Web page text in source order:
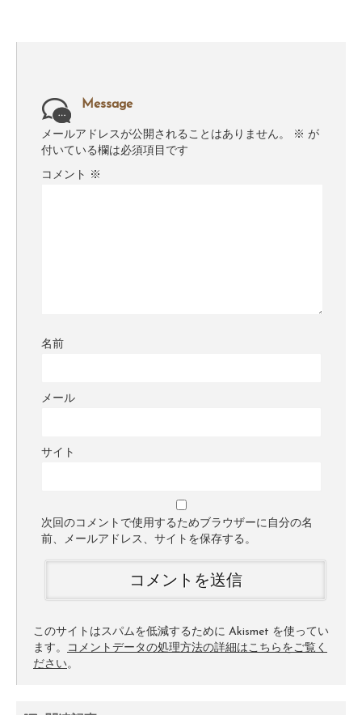
Message
メールアドレスが公開されることはありません。 ※ が
付いている欄は必須項目です
コメント ※
名前
メール
サイト
次回のコメントで使用するためブラウザーに自分の名
前、メールアドレス、サイトを保存する。
このサイトはスパムを低減するために Akismet を使ってい
ます。
コメントデータの処理方法の詳細はこちらをご覧く
ださい。